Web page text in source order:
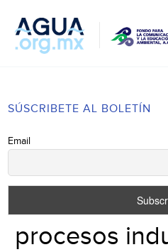
SÚSCRIBETE AL BOLETÍN
Email
procesos